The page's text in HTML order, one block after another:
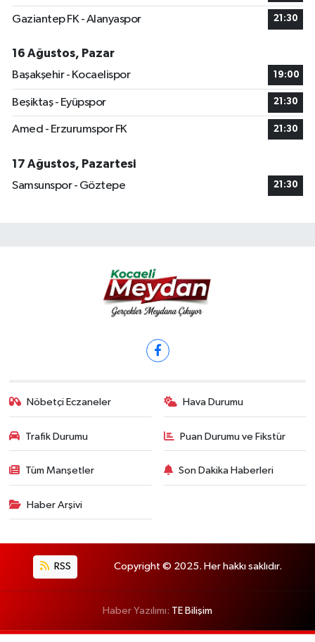
Gaziantep FK - Alanyaspor 21:30
16 Ağustos, Pazar
Başakşehir - Kocaelispor
19:00
Beşiktaş - Eyüpspor 21:30
Amed - Erzurumspor FK 21:30
17 Ağustos, Pazartesi
Samsunspor - Göztepe
21:30
Nöbetçi Eczaneler Hava Durumu
Trafik Durumu Puan Durumu ve Fikstür
Tüm Manşetler Son Dakika Haberleri
Haber Arşivi
RSS Copyright © 2025. Her hakkı saklıdır.
Haber Yazılımı: TE Bilişim